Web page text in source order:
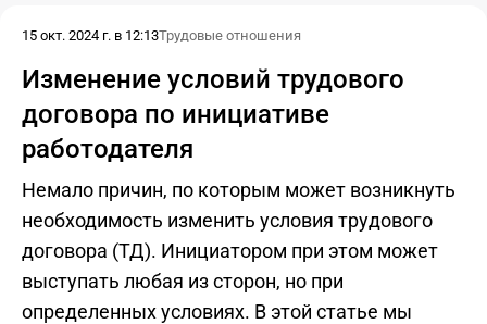
15 окт. 2024 г. в 12:13Трудовые отношения
Изменение условий трудового
договора по инициативе
работодателя
Немало причин, по которым может возникнуть
необходимость изменить условия трудового
договора (ТД). Инициатором при этом может
выступать любая из сторон, но при
определенных условиях. В этой статье мы